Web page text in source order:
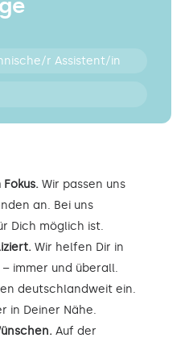
r Assistent/in
Wir passen uns
an. Bei uns
Dich möglich ist.
Wir helfen Dir in
immer und überall.
deutschlandweit ein.
in Deiner Nähe.
Auf der